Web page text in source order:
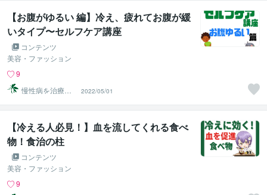
【お腹がゆるい 編】冷え、疲れてお腹が緩
いタイプ〜セルフケア講座
コンテンツ
美容・ファッション
9
慢性病を治療す
るRyu
2022/05/01
【冷える人必見！】血を流してくれる食べ
物！食治の柱
コンテンツ
美容・ファッション
9